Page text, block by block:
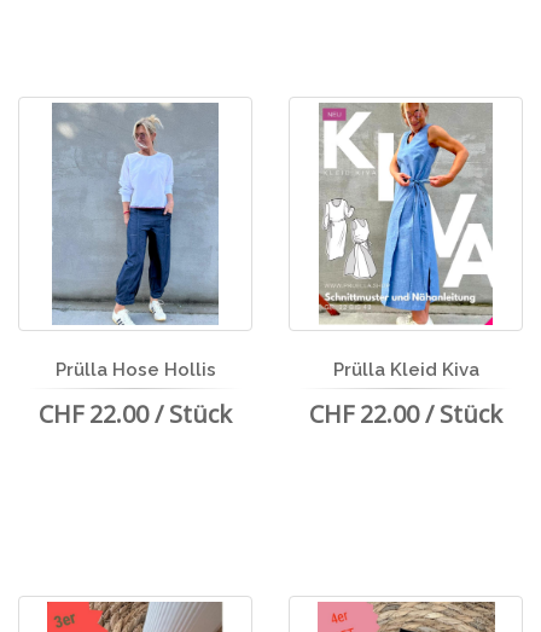
Prülla Hose Hollis
CHF 22.00 / Stück
Prülla Kleid Kiva
CHF 22.00 / Stück